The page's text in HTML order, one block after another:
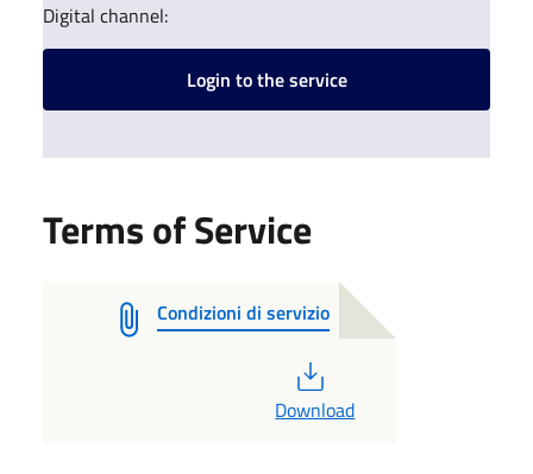
Digital channel:
Login to the service
Terms of Service
Condizioni di servizio
Download